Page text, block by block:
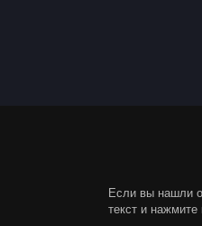
Если вы нашли
текст и